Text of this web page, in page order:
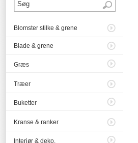
Blomster stilke & grene
Blade & grene
Græs
Træer
Buketter
Kranse & ranker
Interiør & deko.